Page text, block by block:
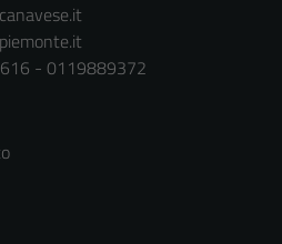
- 0119889372